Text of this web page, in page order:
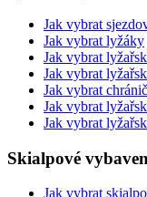
Jak vybrat
Jak vybrat lyžáky
Jak vybrat
Jak vybrat
Jak vybrat
Jak vybrat
Jak vybrat
Skialpové
Jak vybrat